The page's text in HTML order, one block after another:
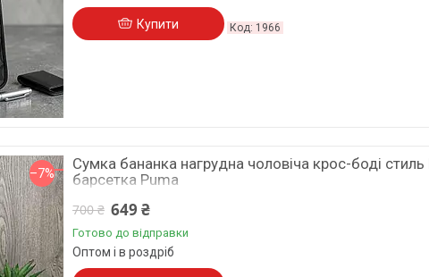
Купити 1966
–7%
Сумка бананка нагрудна чоловіча крос-боді стиль
барсетка Puma
700 ₴ 649 ₴
Готово до відправки
Оптом і в роздріб